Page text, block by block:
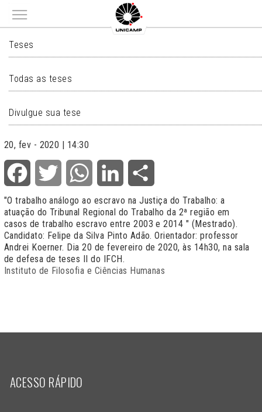
Main menu
TESES
Teses
Todas as teses
Divulgue sua tese
20, fev - 2020 | 14:30
Facebook Twitter WhatsApp LinkedIn
"O trabalho análogo ao escravo na Justiça do Trabalho: a
atuação do Tribunal Regional do Trabalho da 2ª região em
casos de trabalho escravo entre 2003 e 2014 " (Mestrado).
Candidato: Felipe da Silva Pinto Adão. Orientador: professor
Andrei Koerner. Dia 20 de fevereiro de 2020, às 14h30, na sala
de defesa de teses II do IFCH.
Instituto de Filosofia e Ciências Humanas
ACESSO RÁPIDO